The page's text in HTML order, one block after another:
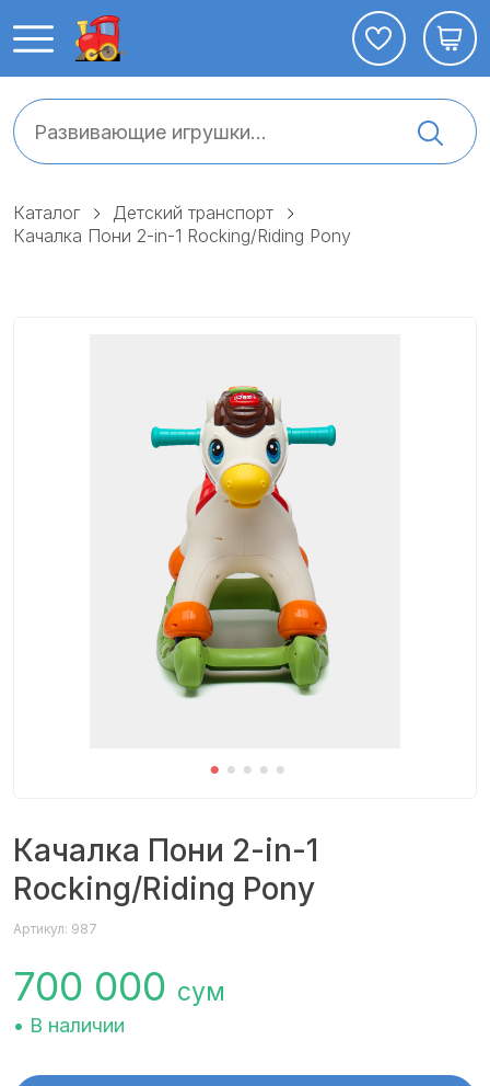
Каталог
Детский транспорт
Качалка Пони 2-in-1 Rocking/Riding Pony
Качалка Пони 2-in-1
Rocking/Riding Pony
Артикул: 987
700 000 сум
• В наличии